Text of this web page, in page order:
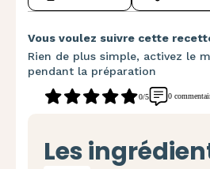
Vous voulez suivre cette
Rien de plus simple, activez le
pendant la préparation
0/5 0
Les